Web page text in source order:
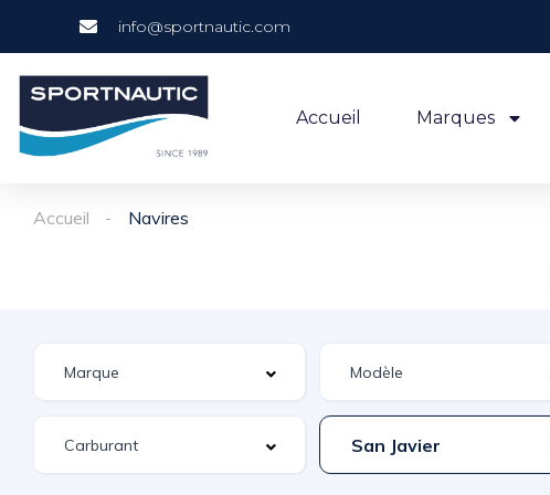
info@sportnautic.com
Accueil Marques
Accueil Navires
San Javier